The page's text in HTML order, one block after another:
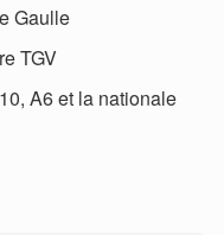
Gaulle
TGV
A6 et la nationale